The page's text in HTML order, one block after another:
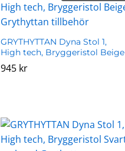
GRYTHYTTAN Dyna Stol 1,
High tech, Bryggeristol Beige
945 kr
945 kr